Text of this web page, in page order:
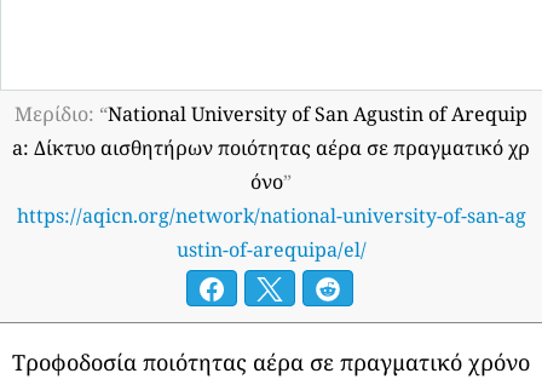
Μερίδιο: “National University of San Agustin of Arequip
a: Δίκτυο αισθητήρων ποιότητας αέρα σε πραγματικό χρ
όνο”
https://aqicn.org/network/national-university-of-san-ag
ustin-of-arequipa/el/
Τροφοδοσία ποιότητας αέρα σε πραγματικό χρόνο